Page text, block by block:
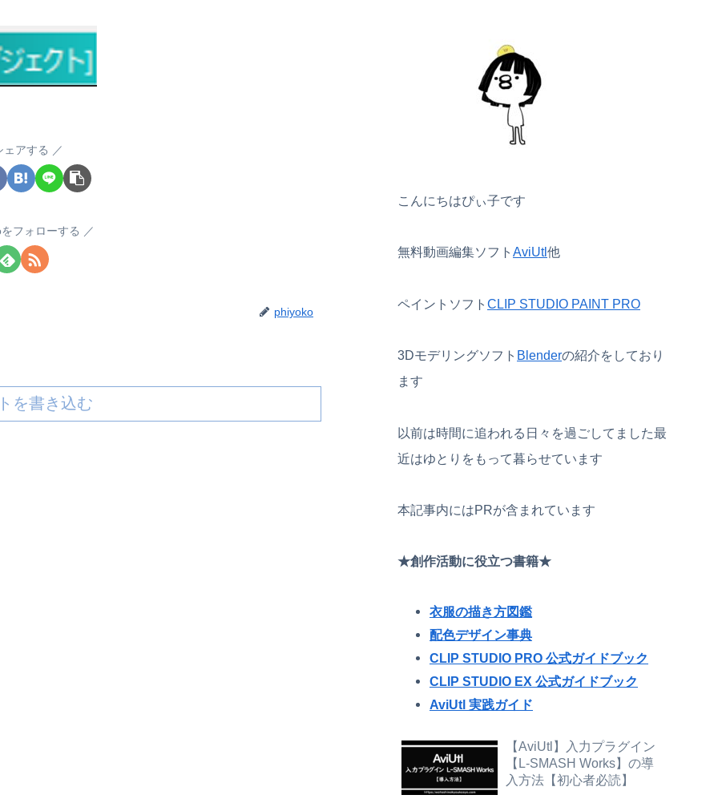
ェアする
フォローする
phiyoko
を書き込む
こんにちはぴぃ子です
無料動画編集ソフト AviUtl他
ペイントソフト CLIP STUDIO PAINT PRO
3Dモデリングソフト Blenderの紹介をしており
ます
以前は時間に追われる日々を過ごしてました最
近はゆとりをもって暮らせています
本記事内にはPRが含まれています
★創作活動に役立つ書籍★
衣服の描き方図鑑
配色デザイン事典
CLIP STUDIO PRO 公式ガイドブック
CLIP STUDIO EX 公式ガイドブック
AviUtl 実践ガイド
【AviUtl】入力プラグイン
【L-SMASH Works】の導
入方法【初心者必読】